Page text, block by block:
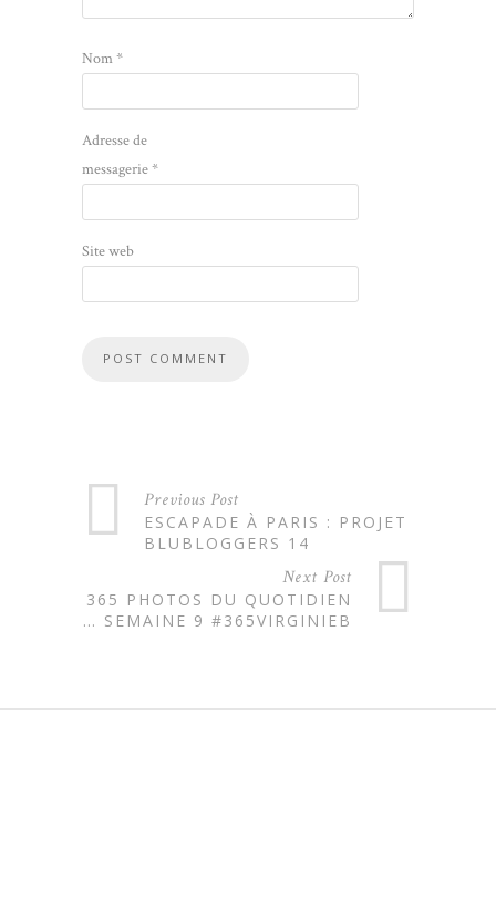
Nom*
Adresse de
messagerie*
Site web
Previous Post
ESCAPADE À PARIS : PROJET
BLUBLOGGERS 14
Next Post
365 PHOTOS DU QUOTIDIEN
… SEMAINE 9 #365VIRGINIEB